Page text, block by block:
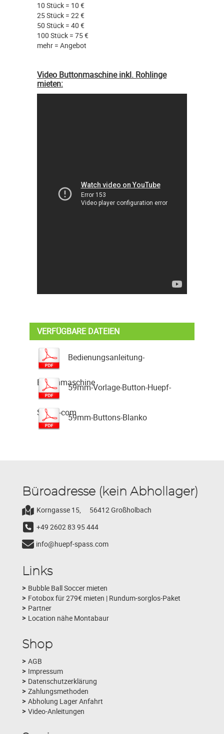
10 Stück = 10 €
25 Stück = 22 €
50 Stück = 40 €
100 Stück = 75 €
mehr = Angebot
Video Buttonmaschine inkl. Rohlinge
mieten:
VERFÜGBARE DATEIEN
Bedienungsanleitung-
Buttonmaschine59mm-Vorlage-Button-Huepf-
Spass-com59mm-Buttons-Blanko
Büroadresse (kein Abhollager)
Korngasse 15,
56412 Großholbach
+49 2602 83 95 444
info@huepf-spass.com
Links
Bubble Ball Soccer mieten
Fotobox für 279€ mieten | Rundum-sorglos-Paket
Partner
Location nähe Montabaur
Shop
AGB
Impressum
Datenschutzerklärung
Zahlungsmethoden
Abholung Lager Anfahrt
Video-Anleitungen